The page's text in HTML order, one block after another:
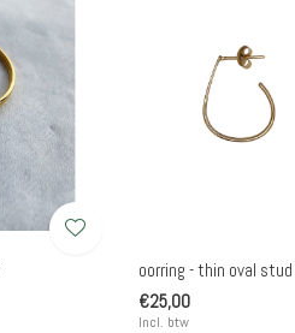
oorring - thin oval
€25,00
Incl. btw